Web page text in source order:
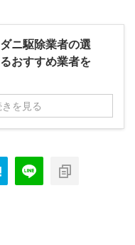
ニ駆除業者の選
おすすめ業者を
を見る